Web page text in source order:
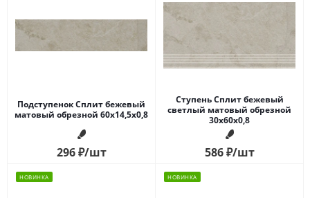
Подступенок Сплит бежевый
матовый обрезной 60x14,5x0,8
296₽/шт
Ступень Сплит бежевый
светлый матовый обрезной
30x60x0,8
586₽/шт
НОВИНКА НОВИНКА